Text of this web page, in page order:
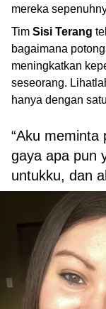
mereka
Tim Sisi Terang
bagaimana
meningkatkan
seseorang.
hanya dengan
“Aku meminta
gaya apa pun
untukku, dan